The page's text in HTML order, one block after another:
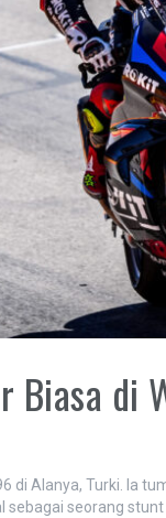
di
di Alanya, Turki. Ia
seorang